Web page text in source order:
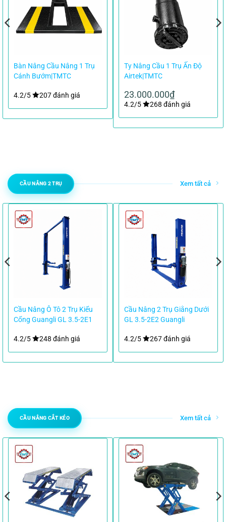
Bàn Nâng Cầu Nâng 1 Trụ
Cánh Bướm|TMTC
4.2/5 207 đánh giá
Ty Nâng Cầu 1 Trụ Ấn Độ
Airtek|TMTC
23.000.000₫
4.2/5 268 đánh giá
CẦU NÂNG 2 TRỤ Xem tất cả
Cầu Nâng Ô Tô 2 Trụ Kiểu
Cổng Guangli GL 3.5-2E1
4.2/5 248 đánh giá
Cầu Nâng 2 Trụ Giằng Dưới
GL 3.5-2E2 Guangli
4.2/5 267 đánh giá
CẦU NÂNG CẮT KÉO Xem tất cả